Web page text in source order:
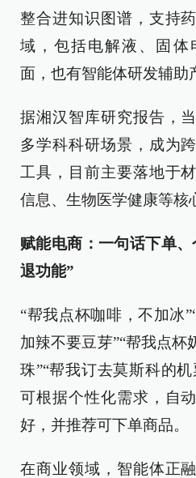
整合进知识图谱，支持
域，包括电解液、固体
面，也有智能体研发辅助
据湘汉智库研究报告，
多学科科研场景，成为
工具，目前主要落地于
信息、生物医学健康等核
赋能电商：一句话下单
退功能”
“帮我点杯咖啡，不加冰
加辣不要豆芽”“帮我点杯
珠”“帮我订去莫斯科的
可根据个性化需求，自
好，并推荐可下单商品。
在商业领域，智能体正